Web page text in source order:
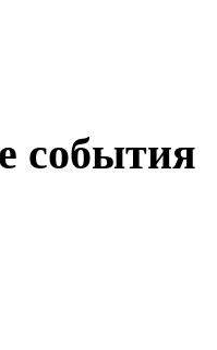
события